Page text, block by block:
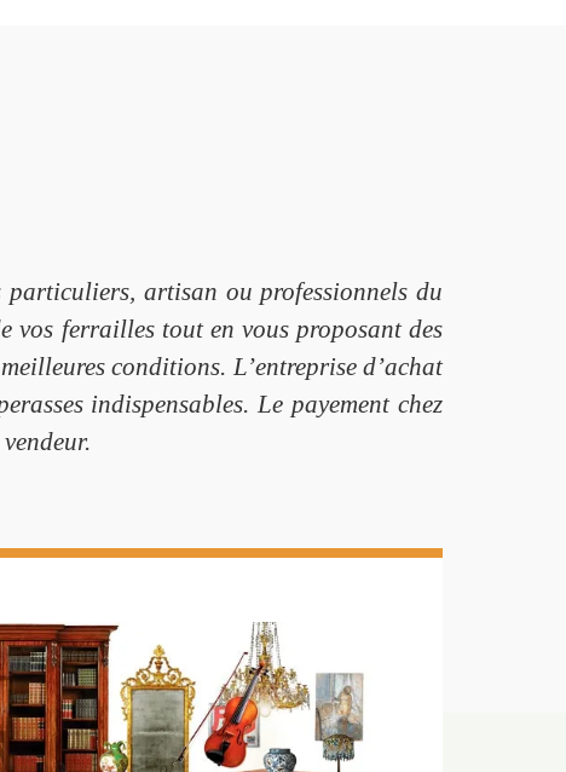
particuliers, artisan ou professionnels du
vos ferrailles tout en vous proposant des
conditions. L’entreprise d’achat
indispensables. Le payement chez